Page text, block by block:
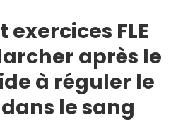
exercices FLE
après le
à réguler le
le sang